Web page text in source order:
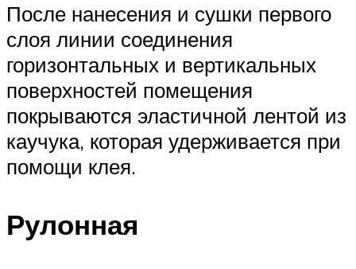
После нанесения и сушки первого
слоя линии соединения
горизонтальных и вертикальных
поверхностей помещения
покрываются эластичной лентой из
каучука, которая удерживается при
помощи клея.
Рулонная